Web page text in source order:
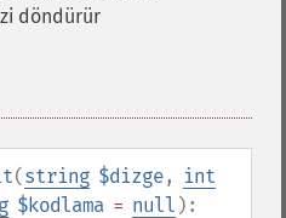
döndürür
(string $dizge,
int
$kodlama = null ):